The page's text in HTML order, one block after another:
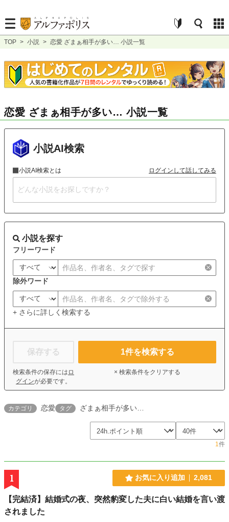
TOP > 小説 > 恋愛 ざまぁ相手が多い… 小説一覧
恋愛 ざまぁ相手が多い… 小説一覧
小説AI検索
小説AI検索とは ログインして話してみる
小説を探す
フリーワード
除外ワード
+ さらに詳しく検索する
保存する
検索条件の保存には ロ
グインが必要です。
1件を検索する
× 検索条件をクリアする
カテゴリ 恋愛 タグ ざまぁ相手が多い…
1件
1 お気に入り追加 2,081
【完結済】結婚式の夜、突然豹変した夫に白い結婚を言い渡
されました